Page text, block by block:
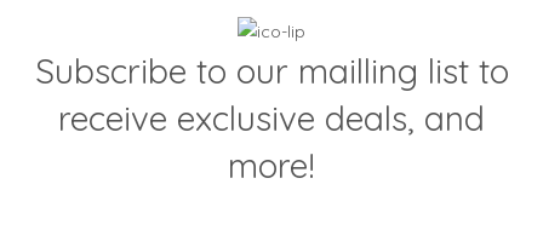
Subscribe to our mailling list to
receive exclusive deals, and
more!